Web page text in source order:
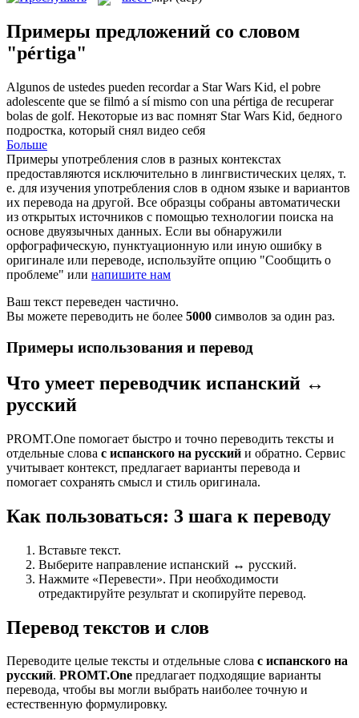
Примеры предложений со словом
"pértiga"
Algunos de ustedes pueden recordar a Star Wars Kid, el pobre
adolescente que se filmó a sí mismo con una pértiga de recuperar
bolas de golf. Некоторые из вас помнят Star Wars Kid, бедного
подростка, который снял видео себя
Больше
Примеры употребления слов в разных контекстах
предоставляются исключительно в лингвистических целях, т.
е. для изучения употребления слов в одном языке и вариантов
их перевода на другой. Все образцы собраны автоматически
из открытых источников с помощью технологии поиска на
основе двуязычных данных. Если вы обнаружили
орфографическую, пунктуационную или иную ошибку в
оригинале или переводе, используйте опцию "Сообщить о
проблеме" или напишите нам
Ваш текст переведен частично.
Вы можете переводить не более 5000 символов за один раз.
Примеры использования и перевод
Что умеет переводчик испанский ↔
русский
PROMT.One помогает быстро и точно переводить тексты и
отдельные слова с испанского на русский и обратно. Сервис
учитывает контекст, предлагает варианты перевода и
помогает сохранять смысл и стиль оригинала.
Как пользоваться: 3 шага к переводу
Вставьте текст.
Выберите направление испанский ↔ русский.
Нажмите «Перевести». При необходимости
отредактируйте результат и скопируйте перевод.
Перевод текстов и слов
Переводите целые тексты и отдельные слова с испанского на
русский. PROMT.One предлагает подходящие варианты
перевода, чтобы вы могли выбрать наиболее точную и
естественную формулировку.